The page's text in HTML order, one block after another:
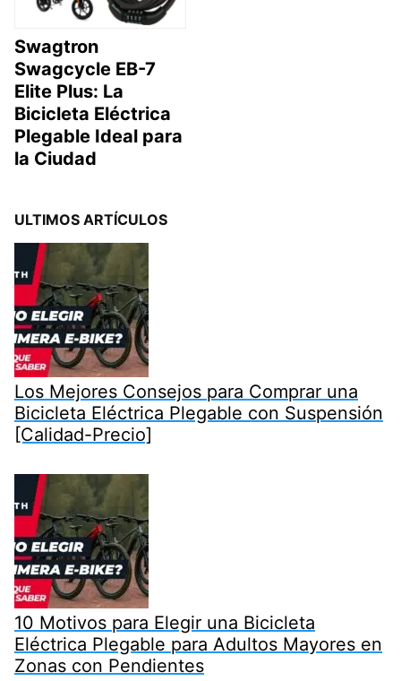
Swagtron
Swagcycle EB-7
Elite Plus: La
Bicicleta Eléctrica
Plegable Ideal para
la Ciudad
ULTIMOS ARTÍCULOS
Los Mejores Consejos para Comprar una
Bicicleta Eléctrica Plegable con Suspensión
[Calidad-Precio]
10 Motivos para Elegir una Bicicleta
Eléctrica Plegable para Adultos Mayores en
Zonas con Pendientes